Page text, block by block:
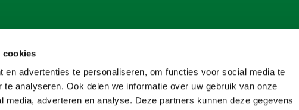
cookies
en advertenties te personaliseren, om functies voor social media te
te analyseren. Ook delen we informatie over uw gebruik van onze
adverteren en analyse. Deze partners kunnen deze gegevens